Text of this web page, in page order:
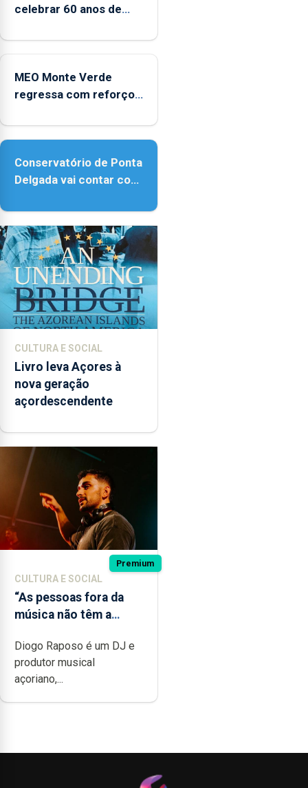
2022
2025
celebrar 60 anos de
Micaelense
MEO Monte Verde
regressa com reforço
Conservatório de Ponta
Delgada vai contar com
CULTURA E SOCIAL
Livro leva Açores à
nova geração
açordescendente
Premium
CULTURA E SOCIAL
“As pessoas fora da
música não têm a
produzir uma música”
Diogo Raposo é um DJ e
produtor musical
açoriano,...